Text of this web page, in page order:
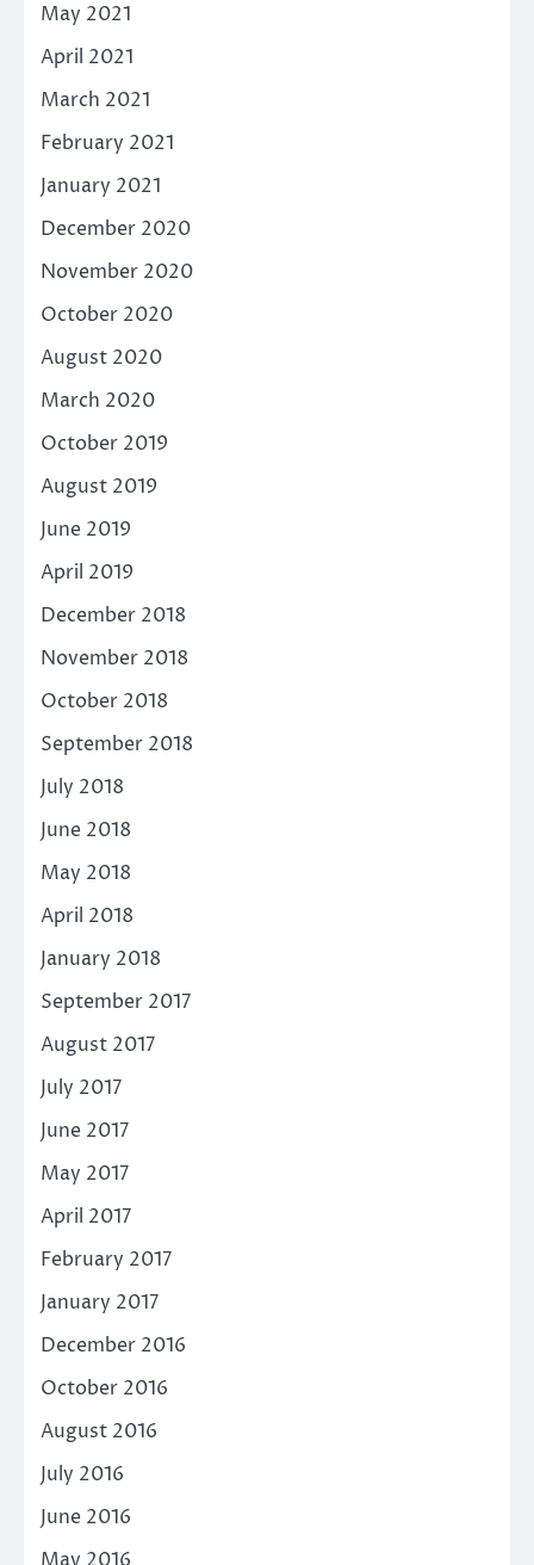
May 2021
April 2021
March 2021
February 2021
January 2021
December 2020
November 2020
October 2020
August 2020
March 2020
October 2019
August 2019
June 2019
April 2019
December 2018
November 2018
October 2018
September 2018
July 2018
June 2018
May 2018
April 2018
January 2018
September 2017
August 2017
July 2017
June 2017
May 2017
April 2017
February 2017
January 2017
December 2016
October 2016
August 2016
July 2016
June 2016